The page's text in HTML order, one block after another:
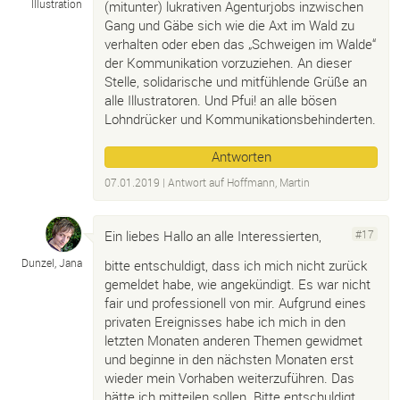
Illustration
(mitunter) lukrativen Agenturjobs inzwischen
Gang und Gäbe sich wie die Axt im Wald zu
verhalten oder eben das „Schweigen im Walde“
der Kommunikation vorzuziehen. An dieser
Stelle, solidarische und mitfühlende Grüße an
alle Illustratoren. Und Pfui! an alle bösen
Lohndrücker und Kommunikationsbehinderten.
Antworten
07.01.2019 | Antwort auf Hoffmann, Martin
Dunzel, Jana
#17
Ein liebes Hallo an alle Interessierten,
bitte entschuldigt, dass ich mich nicht zurück
gemeldet habe, wie angekündigt. Es war nicht
fair und professionell von mir. Aufgrund eines
privaten Ereignisses habe ich mich in den
letzten Monaten anderen Themen gewidmet
und beginne in den nächsten Monaten erst
wieder mein Vorhaben weiterzuführen. Das
hätte ich mitteilen sollen. Bitte entschuldigt.